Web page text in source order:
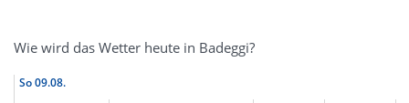
Wie wird das Wetter heute in Badeggi?
So09.08.